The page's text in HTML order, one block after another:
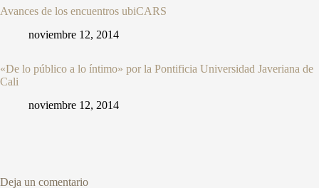
Avances de los encuentros ubiCARS
noviembre 12, 2014
«De lo público a lo íntimo» por la Pontificia Universidad Javeriana de
Cali
noviembre 12, 2014
Deja un comentario